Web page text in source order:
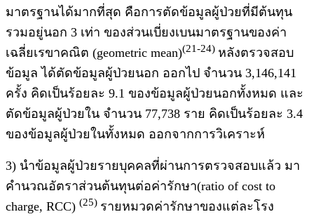
มาตรฐานได้มากที่สุด คือการตัดข้อมูลผู้ป่วยที่มีต้นทุน
รวมอยู่นอก 3 เท่า ของส่วนเบี่ยงเบนมาตรฐานของค่า
เฉลี่ยเรขาคณิต (geometric mean)(21-24) หลังตรวจสอบ
ข้อมูล ได้ตัดข้อมูลผู้ป่วยนอก ออกไป จำนวน 3,146,141
ครั้ง คิดเป็นร้อยละ 9.1 ของข้อมูลผู้ป่วยนอกทั้งหมด และ
ตัดข้อมูลผู้ป่วยใน จำนวน 77,738 ราย คิดเป็นร้อยละ 3.4
ของข้อมูลผู้ป่วยในทั้งหมด ออกจากการวิเคราะห์
3) นำข้อมูลผู้ป่วยรายบุคคลที่ผ่านการตรวจสอบแล้ว มา
คำนวณอัตราส่วนต้นทุนต่อค่ารักษา(ratio of cost to
charge, RCC) (25) รายหมวดค่ารักษาของแต่ละโรง